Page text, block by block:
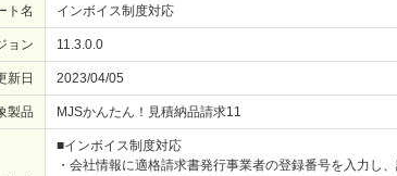
ト名 インボイス制度対応
ョン 11.3.0.0
新日 2023/04/05
製品 MJSかんたん！見積納品請求11
■インボイス制度対応
・会社情報に適格請求書発行事業者の登録番号を入力し